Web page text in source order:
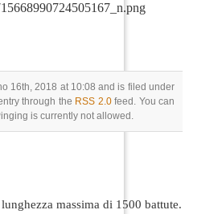
16th, 2018 at 10:08 and is filed under
through the RSS 2.0feed. You can
is currently not allowed.
massima di 1500 battute.